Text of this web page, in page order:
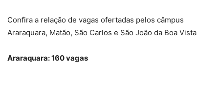
Confira a relação de vagas ofertadas pelos câmpus
Araraquara, Matão, São Carlos e São João da Boa Vista
Araraquara: 160 vagas